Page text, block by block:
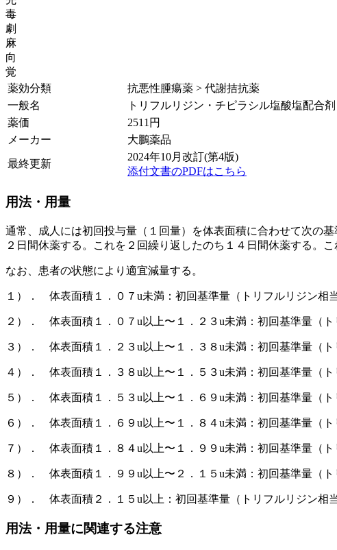
毒
劇
麻
向
覚
薬効分類
抗悪性腫瘍薬 > 代謝拮抗薬
一般名
トリフルリジン・チピラシル塩酸塩配合剤
薬価
2511 円
メーカー
大鵬薬品
最終更新
2024年10月改訂(第4版)
添付文書のPDFはこちら
用法・用量
通常、成人には初回投与量（１回量）を体表面積に合わせて次の
２日間休薬する。これを２回繰り返したのち１４日間休薬する。
なお、患者の状態により適宜減量する。
１）． 体表面積１．０７u未満：初回基準量（トリフルリジン相
２）． 体表面積１．０７u以上〜１．２３u未満：初回基準量（
３）． 体表面積１．２３u以上〜１．３８u未満：初回基準量（
４）． 体表面積１．３８u以上〜１．５３u未満：初回基準量（
５）． 体表面積１．５３u以上〜１．６９u未満：初回基準量（
６）． 体表面積１．６９u以上〜１．８４u未満：初回基準量（
７）． 体表面積１．８４u以上〜１．９９u未満：初回基準量（
８）． 体表面積１．９９u以上〜２．１５u未満：初回基準量（
９）． 体表面積２．１５u以上：初回基準量（トリフルリジン相
用法・用量に関連する注意